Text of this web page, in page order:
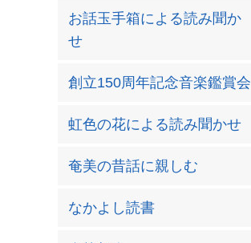
お話玉手箱による読み聞か
せ
創立150周年記念音楽鑑賞会
虹色の花による読み聞かせ
奄美の昔話に親しむ
なかよし読書